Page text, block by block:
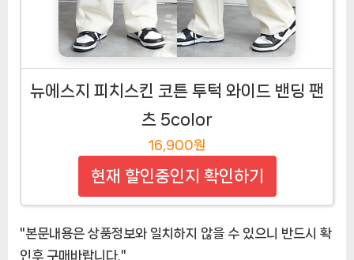
뉴에스지 피치스킨 코튼 투턱 와이드 밴딩 팬
츠 5color
16,900원
현재 할인중인지 확인하기
"본문내용은 상품정보와 일치하지 않을 수 있으니 반드시 확
인후 구매바랍니다."